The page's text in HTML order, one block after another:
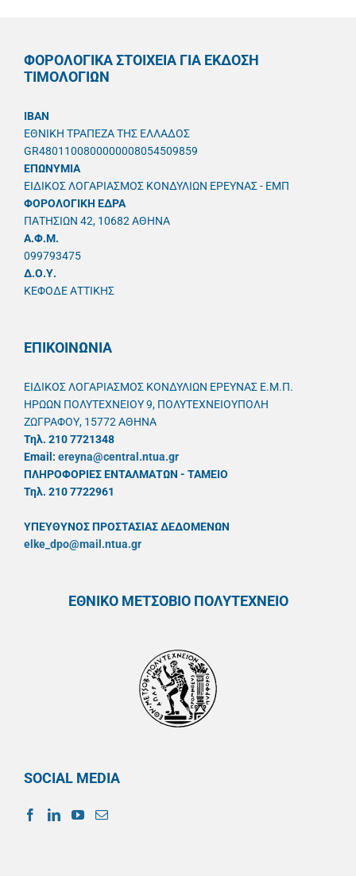
ΦΟΡΟΛΟΓΙΚΑ ΣΤΟΙΧΕΙΑ ΓΙΑ ΕΚΔΟΣΗ
ΤΙΜΟΛΟΓΙΩΝ
IBAN
ΕΘΝΙΚΗ ΤΡΑΠΕΖΑ ΤΗΣ ΕΛΛΑΔΟΣ
GR4801100800000008054509859
ΕΠΩΝΥΜΙΑ
ΕΙΔΙΚΟΣ ΛΟΓΑΡΙΑΣΜΟΣ ΚΟΝΔΥΛΙΩΝ ΕΡΕΥΝΑΣ - ΕΜΠ
ΦΟΡΟΛΟΓΙΚΗ ΕΔΡΑ
ΠΑΤΗΣΙΩΝ 42, 10682 ΑΘΗΝΑ
A.Φ.Μ.
099793475
Δ.Ο.Υ.
ΚΕΦΟΔΕ ΑΤΤΙΚΗΣ
ΕΠΙΚΟΙΝΩΝΙΑ
ΕΙΔΙΚΟΣ ΛΟΓΑΡΙΑΣΜΟΣ ΚΟΝΔΥΛΙΩΝ ΕΡΕΥΝΑΣ Ε.Μ.Π.
ΗΡΩΩΝ ΠΟΛΥΤΕΧΝΕΙΟΥ 9, ΠΟΛΥΤΕΧΝΕΙΟΥΠΟΛΗ
ΖΩΓΡΑΦΟΥ, 15772 ΑΘΗΝΑ
Τηλ. 210 7721348
Email: ereyna@central.ntua.gr
ΠΛΗΡΟΦΟΡΙΕΣ ΕΝΤΑΛΜΑΤΩΝ - ΤΑΜΕΙΟ
Τηλ. 210 7722961
ΥΠΕΥΘYΝΟΣ ΠΡΟΣΤΑΣΙΑΣ ΔΕΔΟΜΕΝΩΝ
elke_dpo@mail.ntua.gr
ΕΘΝΙΚΟ ΜΕΤΣΟΒΙΟ ΠΟΛΥΤΕΧΝΕΙΟ
SOCIAL MEDIA